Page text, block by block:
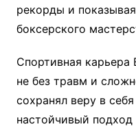
рекорды и
боксерского
Спортивная
не без травм и
сохранял веру в
настойчивый